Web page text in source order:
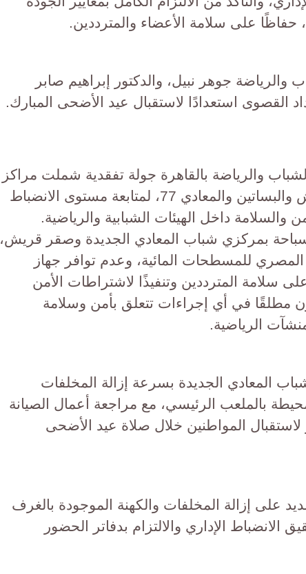
على سلامة الأعضاء والمترددين.
والرياضة جوهر نبيل، والدكتور إبراهيم صابر
القصوى استعدادًا لاستقبال عيد الأضحى المبارك.
والرياضة بالقاهرة جولة تفقدية شملت مراكز
شباب المعادي الجديدة وصقر قريش والبساتين والمعادي 77، لمتابعة مستوى الانضباط
والسلامة داخل الهيئات الشبابية والرياضية.
بمركزي شباب المعادي الجديدة وصقر قريش،
المصري للمسطحات المائية، وعدم توافر جهاز
سلامة المترددين وتنفيذًا لاشتراطات الأمن
مطلقًا في أي إجراءات تتعلق بأمن وسلامة
الرياضية.
المعادي الجديدة بسرعة إزالة المخلفات
بالملعب الرئيسي، مع مراجعة أعمال الصيانة
لاستقبال المواطنين خلال صلاة عيد الأضحى
على إزالة المخلفات والكهنة الموجودة بالغرف
الانضباط الإداري والالتزام بدفاتر الحضور